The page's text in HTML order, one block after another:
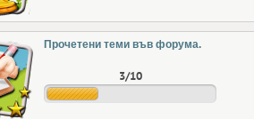
Прочетени теми във форума.
3/10